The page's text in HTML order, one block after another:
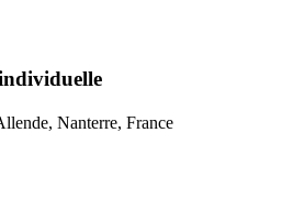
Nanterre, France